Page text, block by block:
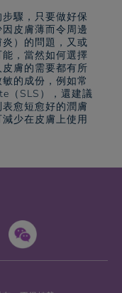
驟，只要做好保
皮膚薄而令周邊
）的問題，又或
，當然如何選擇
膚的需要都有所
的成份，例如常
（SLS），還建議
愈短愈好的潤膚
少在皮膚上使用